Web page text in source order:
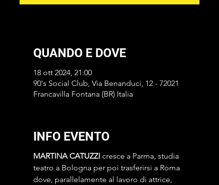
QUANDO E DOVE
18 ott 2024, 21:00
90's Social Club, Via Benanduci, 12 - 72021
Francavilla Fontana (BR) Italia
INFO EVENTO
MARTINA CATUZZI cresce a Parma, studia
teatro a Bologna per poi trasferirsi a Roma
dove, parallelamente al lavoro di attrice,